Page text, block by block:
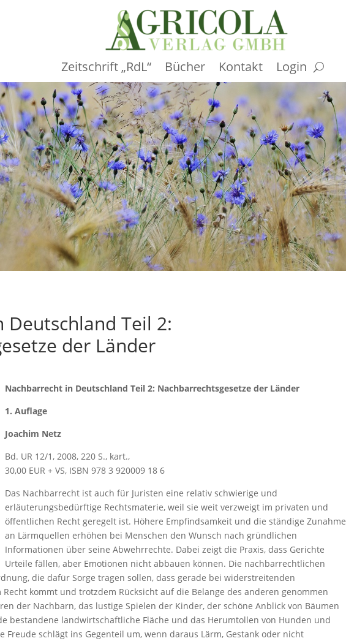
Zeitschrift „RdL“ Bücher Kontakt Login
Deutschland Teil 2:
der Länder
Nachbarrecht in Deutschland Teil 2: Nachbarrechtsgesetze der Länder
1. Auflage
Joachim Netz
Bd. UR 12/1, 2008, 220 S., kart.,
30,00 EUR + VS, ISBN 978 3 920009 18 6
Das Nachbarrecht ist auch für Juristen eine relativ schwierige und
erläuterungsbedürftige Rechtsmaterie, weil sie weit verzweigt im privaten und
öffentlichen Recht geregelt ist. Höhere Empfindsamkeit und die ständige Zunahme
an Lärmquellen erhöhen bei Menschen den Wunsch nach gründlichen
Informationen über seine Abwehrrechte. Dabei zeigt die Praxis, dass Gerichte
Urteile fällen, aber Emotionen nicht abbauen können. Die nachbarrechtlichen
die dafür Sorge tragen sollen, dass gerade bei widerstreitenden
kommt und trotzdem Rücksicht auf die Belange des anderen genommen
der Nachbarn, das lustige Spielen der Kinder, der schöne Anblick von Bäumen
bestandene landwirtschaftliche Fläche und das Herumtollen von Hunden und
Freude schlägt ins Gegenteil um, wenn daraus Lärm, Gestank oder nicht